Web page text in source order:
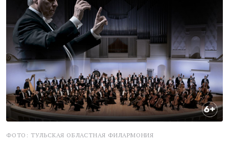
ФОТО: ТУЛЬСКАЯ ОБЛАСТНАЯ ФИЛАРМОНИЯ